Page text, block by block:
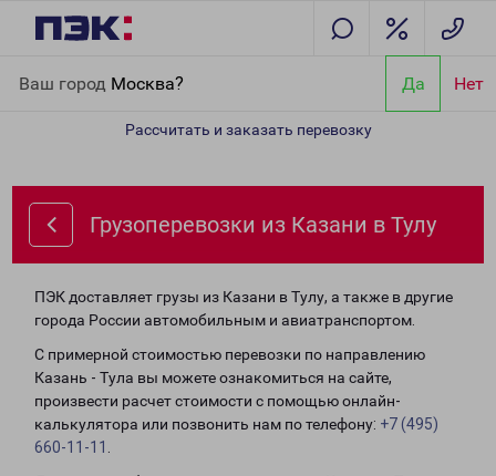
Ваш город Москва? Да Нет
Рассчитать и заказать перевозку
Грузоперевозки из Казани в Тулу
ПЭК доставляет грузы из Казани в Тулу, а также в другие
города России автомобильным и авиатранспортом.
С примерной стоимостью перевозки по направлению
Казань - Тула вы можете ознакомиться на сайте,
произвести расчет стоимости с помощью онлайн-
калькулятора или позвонить нам по телефону: +7 (495)
660-11-11